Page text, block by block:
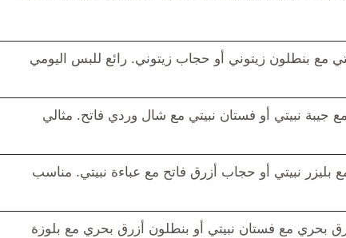
مع بنطلون زيتوني أو حجاب زيتوني. رائع للبس اليومي
جيبة نبيتي أو فستان نبيتي مع شال وردي فاتح. مثالي
نبيتي أو حجاب أزرق فاتح مع عباءة نبيتي. مناسب
بحري مع فستان نبيتي أو بنطلون أزرق بحري مع بلوزة